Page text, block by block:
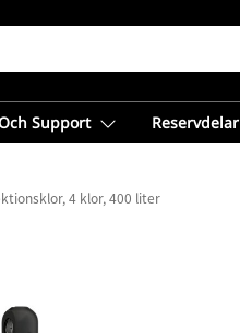
Support Reservdelar
4 klor, 400 liter